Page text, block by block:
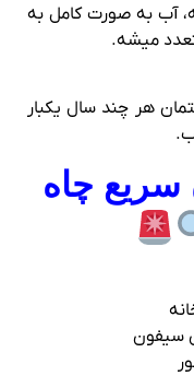
آب به‌ صورت کامل به
میشه.
هر چند سال یکبار
سریع چاه
سیفون